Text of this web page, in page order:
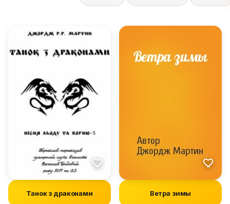
Танок з драконами Ветра зимы